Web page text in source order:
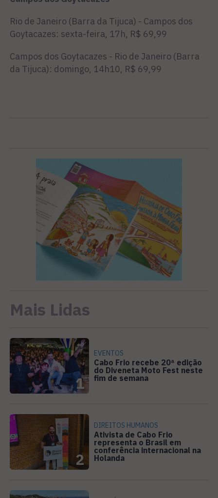
Rio de Janeiro (Barra da Tijuca) - Campos dos
Goytacazes: sexta-feira, 17h, R$ 69,99
Campos dos Goytacazes - Rio de Janeiro (Barra
da Tijuca): domingo, 14h10, R$ 69,99
Mais Lidas
1
EVENTOS
Cabo Frio recebe 20ª edição
do Diveneta Moto Fest neste
fim de semana
2
DIREITOS HUMANOS
Ativista de Cabo Frio
representa o Brasil em
conferência internacional na
Holanda